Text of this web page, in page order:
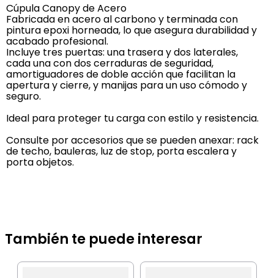
Cúpula Canopy de Acero
Fabricada en acero al carbono y terminada con
pintura epoxi horneada, lo que asegura durabilidad y
acabado profesional.
Incluye tres puertas: una trasera y dos laterales,
cada una con dos cerraduras de seguridad,
amortiguadores de doble acción que facilitan la
apertura y cierre, y manijas para un uso cómodo y
seguro.
Ideal para proteger tu carga con estilo y resistencia.
Consulte por accesorios que se pueden anexar: rack
de techo, bauleras, luz de stop, porta escalera y
porta objetos.
También te puede interesar